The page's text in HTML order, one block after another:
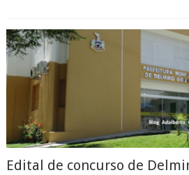
Edital de concurso de